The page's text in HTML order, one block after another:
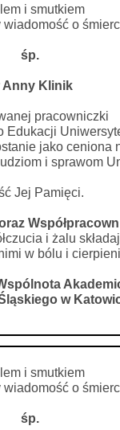
i smutkiem
wiadomość o
śp.
Anny Klinik
pracowniczki
Edukacji
jako ceniona
i sprawom
Jej Pamięci.
i żalu
w bólu i
w
i smutkiem
wiadomość o
śp.